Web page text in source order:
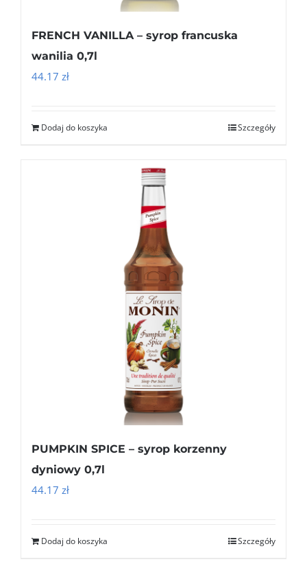
FRENCH VANILLA – syrop francuska
wanilia 0,7l
44.17 zł
Dodaj do koszyka Szczegóły
PUMPKIN SPICE – syrop korzenny
dyniowy 0,7l
44.17 zł
Dodaj do koszyka Szczegóły